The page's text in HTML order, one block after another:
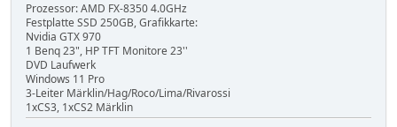
Prozessor: AMD FX-8350 4.0GHz
Festplatte SSD 250GB, Grafikkarte:
Nvidia GTX 970
1 Benq 23", HP TFT Monitore 23''
DVD Laufwerk
Windows 11 Pro
3-Leiter Märklin/Hag/Roco/Lima/Rivarossi
1xCS3, 1xCS2 Märklin